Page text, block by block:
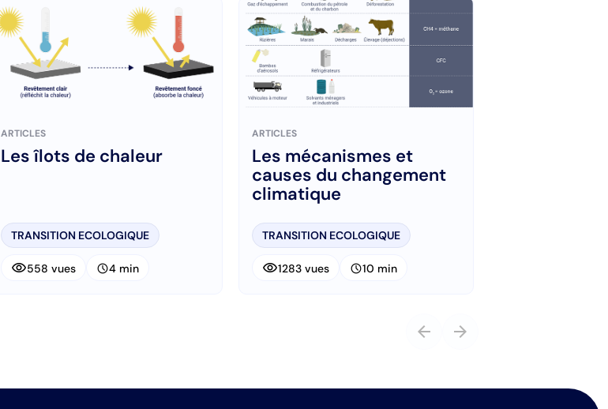
ARTICLES
Les îlots de chaleur
TRANSITION ECOLOGIQUE
visibility558 vues schedule4 min
ARTICLES
Les mécanismes et
causes du changement
climatique
TRANSITION ECOLOGIQUE
visibility1283 vues schedule10 min
arrow_back arrow_forward